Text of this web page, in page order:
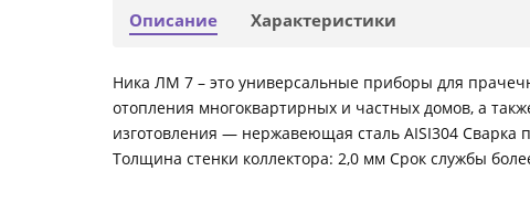
Описание Характеристики
Ника ЛМ 7 – это универсальные приборы для
отопления многоквартирных и частных домов, а
изготовления — нержавеющая сталь AISI304 Сварка
Толщина стенки коллектора: 2,0 мм Срок службы